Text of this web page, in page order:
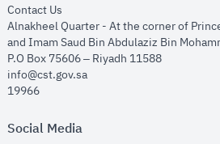
Contact Us
Alnakheel Quarter - At the corner of
and Imam Saud Bin Abdulaziz Bin
P.O Box 75606 – Riyadh 11588
info@cst.gov.sa
19966
Social Media